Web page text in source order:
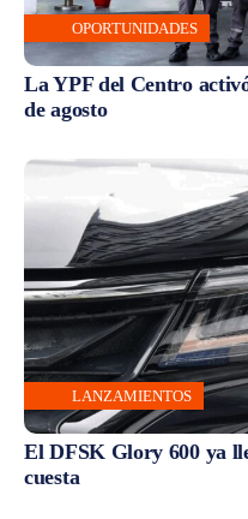
OPORTUNIDADES
La YPF del Centro
de agosto
LANZAMIENTOS
El DFSK Glory 600 ya
cuesta